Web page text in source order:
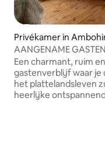
Privékamer in
AANGENAME
PLATTELAND
Een charmant, ruim
gastenverblijf waar je
het plattelandsleven
heerlijke